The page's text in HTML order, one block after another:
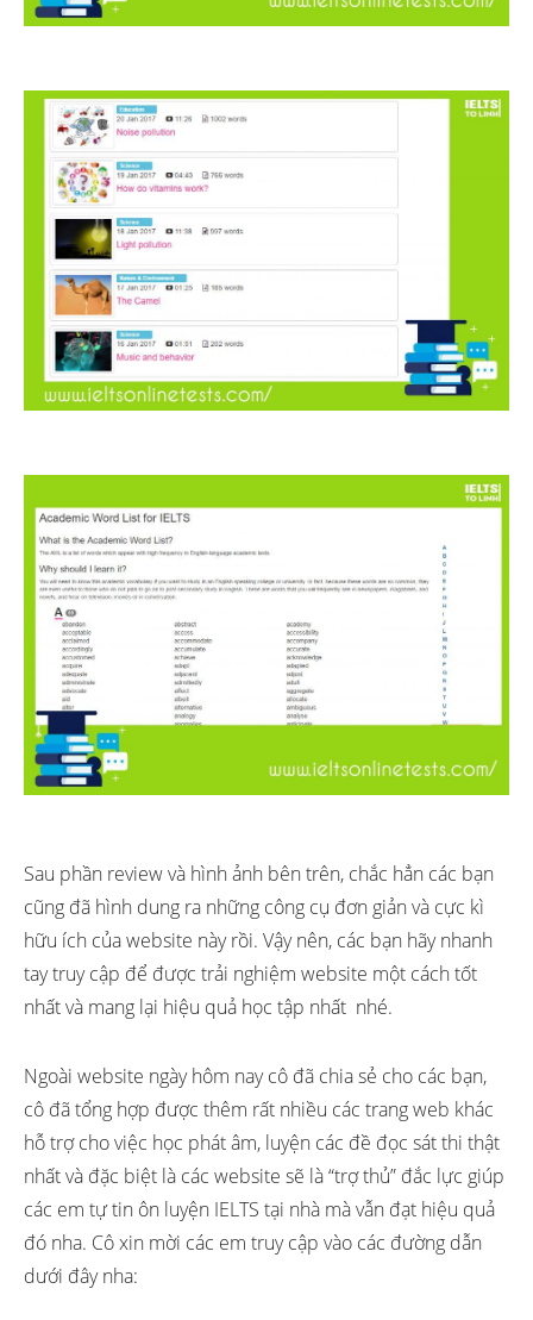
Sau phần review và hình ảnh bên trên, chắc hẳn các bạn
cũng đã hình dung ra những công cụ đơn giản và cực kì
hữu ích của website này rồi. Vậy nên, các bạn hãy nhanh
tay truy cập để được trải nghiệm website một cách tốt
nhất và mang lại hiệu quả học tập nhất nhé.
Ngoài website ngày hôm nay cô đã chia sẻ cho các bạn,
cô đã tổng hợp được thêm rất nhiều các trang web khác
hỗ trợ cho việc học phát âm, luyện các đề đọc sát thi thật
nhất và đặc biệt là các website sẽ là “trợ thủ” đắc lực giúp
các em tự tin ôn luyện IELTS tại nhà mà vẫn đạt hiệu quả
đó nha. Cô xin mời các em truy cập vào các đường dẫn
dưới đây nha: